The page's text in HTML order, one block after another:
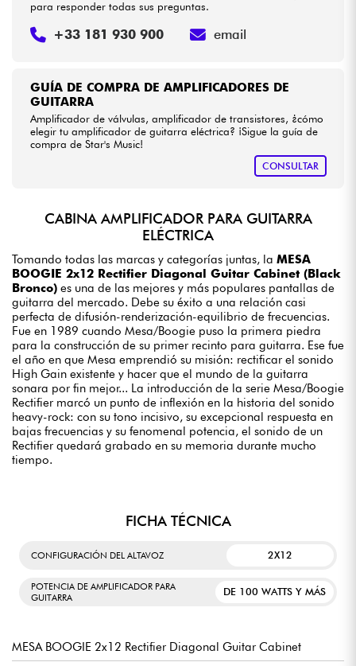
GUÍA DE COMPRA DE AMPLIFICADORES DE
GUITARRA
Amplificador de válvulas, amplificador de transistores, ¿cómo
elegir tu amplificador de guitarra eléctrica? ¡Sigue la guía de
compra de Star's Music!
CONSULTAR
para responder todas sus preguntas.
+33 181 930 900 email
CABINA AMPLIFICADOR PARA GUITARRA
ELÉCTRICA
Tomando todas las marcas y categorías juntas, la MESA
BOOGIE 2x12 Rectifier Diagonal Guitar Cabinet (Black
Bronco) es una de las mejores y más populares pantallas de
guitarra del mercado. Debe su éxito a una relación casi
perfecta de difusión-renderización-equilibrio de frecuencias.
Fue en 1989 cuando Mesa/Boogie puso la primera piedra
para la construcción de su primer recinto para guitarra. Ese fue
el año en que Mesa emprendió su misión: rectificar el sonido
High Gain existente y hacer que el mundo de la guitarra
sonara por fin mejor... La introducción de la serie Mesa/Boogie
Rectifier marcó un punto de inflexión en la historia del sonido
heavy-rock: con su tono incisivo, su excepcional respuesta en
bajas frecuencias y su fenomenal potencia, el sonido de un
Rectifier quedará grabado en su memoria durante mucho
tiempo.
FICHA TÉCNICA
CONFIGURACIÓN DEL ALTAVOZ 2X12
POTENCIA DE AMPLIFICADOR PARA
GUITARRA
DE 100 WATTS Y MÁS
MESA BOOGIE 2x12 Rectifier Diagonal Guitar Cabinet